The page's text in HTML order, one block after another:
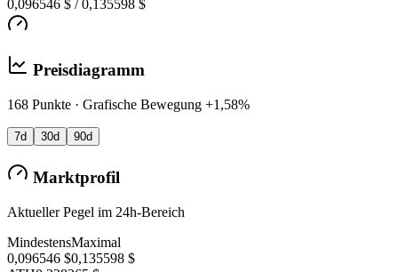
0,096546 $ / 0,135598 $
Preisdiagramm
168 Punkte · Grafische Bewegung +1,58%
7d 30d 90d
Marktprofil
Aktueller Pegel im 24h-Bereich
MindestensMaximal
0,096546 $0,135598 $